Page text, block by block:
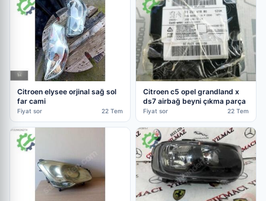
Citroen elysee orjinal sağ sol
far cami
Fiyat sor 22 Tem
Citroen c5 opel grandland x
ds7 airbağ beyni çıkma parça
Fiyat sor 22 Tem